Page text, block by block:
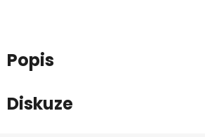
Popis
Diskuze